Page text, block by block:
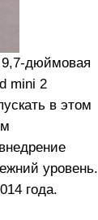
9,7-дюймовая
mini 2
в этом
уровень.
года.